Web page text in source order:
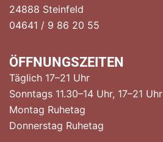
24888 Steinfeld
04641 / 9 86 20 55
ÖFFNUNGSZEITEN
Täglich 17–21 Uhr
Sonntags 11.30–14 Uhr, 17–21 Uhr
Montag Ruhetag
Donnerstag Ruhetag